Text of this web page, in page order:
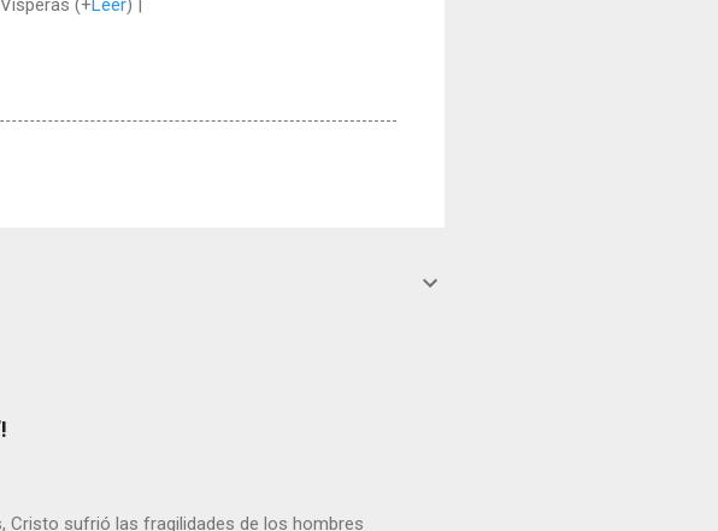
Cristo sufrió las fragilidades de los hombres